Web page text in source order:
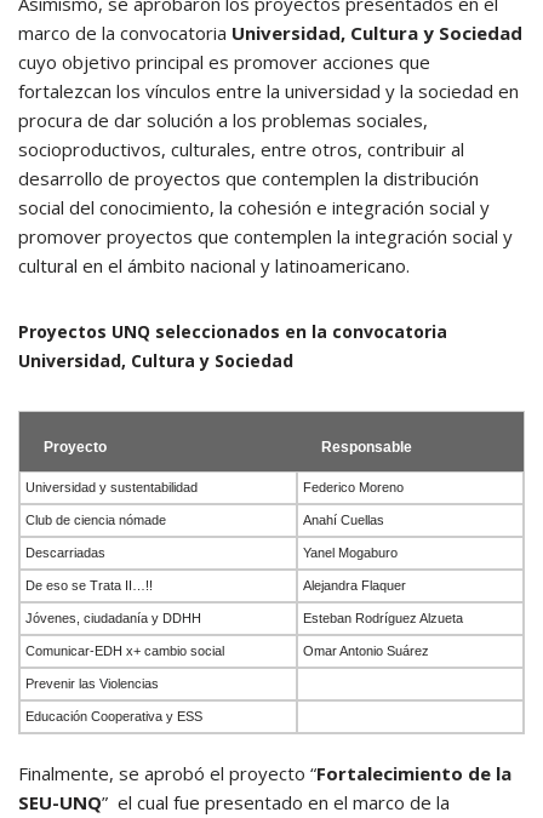
marco de la convocatoria Universidad, Cultura y Sociedad
cuyo objetivo principal es promover acciones que
fortalezcan los vínculos entre la universidad y la sociedad en
procura de dar solución a los problemas sociales,
socioproductivos, culturales, entre otros, contribuir al
desarrollo de proyectos que contemplen la distribución
social del conocimiento, la cohesión e integración social y
promover proyectos que contemplen la integración social y
cultural en el ámbito nacional y latinoamericano.
Proyectos UNQ seleccionados en la convocatoria
Universidad, Cultura y Sociedad
Proyecto Responsable
Universidad y sustentabilidad Federico Moreno
Club de ciencia nómade Anahí Cuellas
Descarriadas Yanel Mogaburo
De eso se Trata II…!! Alejandra Flaquer
Jóvenes, ciudadanía y DDHH Esteban Rodríguez Alzueta
Comunicar-EDH x+ cambio social Omar Antonio Suárez
Prevenir las Violencias
Educación Cooperativa y ESS
Finalmente, se aprobó el proyecto “Fortalecimiento de la
SEU-UNQ” el cual fue presentado en el marco de la